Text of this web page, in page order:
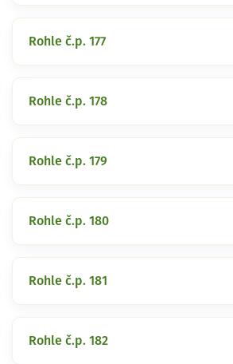
Rohle č.p. 177
Rohle č.p. 178
Rohle č.p. 179
Rohle č.p. 180
Rohle č.p. 181
Rohle č.p. 182